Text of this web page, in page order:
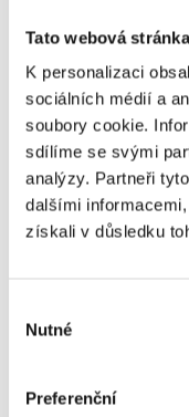
Tato webová
K personalizaci
sociálních médií a
soubory cookie.
sdílíme se svými
analýzy. Partneři
dalšími
získali v důsledku
souhlasu
Nutné
Preferenční
8.
Schválení
AS FIT
9. Změna
Dokumenty